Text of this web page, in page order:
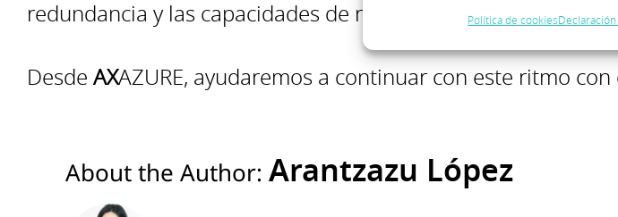
Política de cookies
redundancia y las capacidades de recuperación de desastres
DesdeAXAZURE, ayudaremos a continuar con este ritmo con
About the Author:Arantzazu López